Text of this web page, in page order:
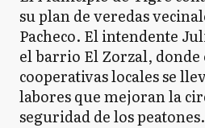
su plan de veredas
Pacheco. El intendente
el barrio El Zorzal,
cooperativas locales se
labores que mejoran la
seguridad de los peatones.